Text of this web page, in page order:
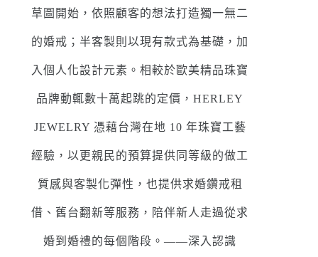
草圖開始，依照顧客的想法打造獨一無二
的婚戒；半客製則以現有款式為基礎，加
入個人化設計元素。相較於歐美精品珠寶
品牌動輒數十萬起跳的定價，HERLEY
JEWELRY 憑藉台灣在地 10 年珠寶工藝
經驗，以更親民的預算提供同等級的做工
質感與客製化彈性，也提供求婚鑽戒租
借、舊台翻新等服務，陪伴新人走過從求
婚到婚禮的每個階段。——深入認識